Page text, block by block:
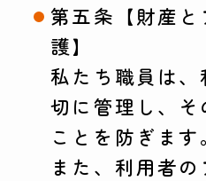
第五条【財産
護】
私たち職員は
切に管理し、そ
ことを防ぎます
また、利用者